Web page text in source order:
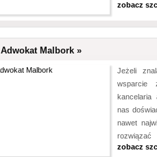
zobacz
Adwokat Malbork »
Jeżeli
wsparcie
kancelaria
nas
nawet
rozwiązać
zobacz